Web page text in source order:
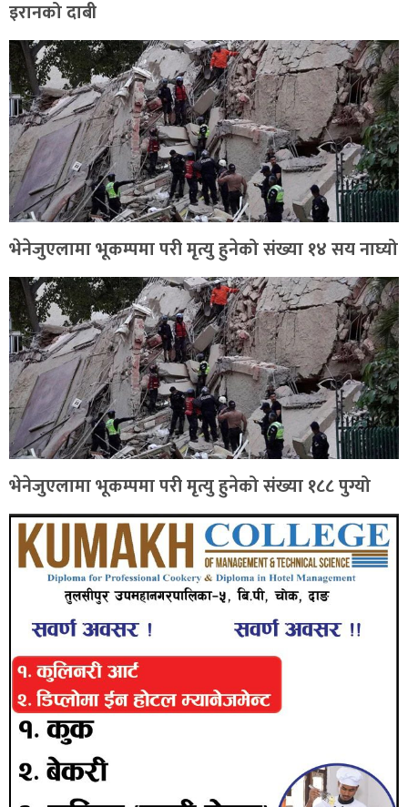
इरानको दाबी
भेनेजुएलामा भूकम्पमा परी मृत्यु हुनेको संख्या १४ सय नाघ्यो
भेनेजुएलामा भूकम्पमा परी मृत्यु हुनेको संख्या १८८ पुग्यो